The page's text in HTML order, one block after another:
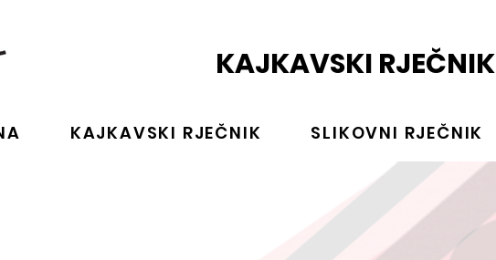
KAJKAVSKI RJEČNIK
KAJKAVSKI RJEČNIK SLIKOVNI RJEČNIK